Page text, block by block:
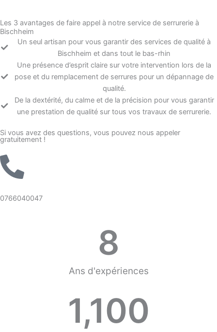
Les 3 avantages de faire appel à notre service de serrurerie à
Bischheim
Un seul artisan pour vous garantir des services de qualité à
Bischheim et dans tout le bas-rhin
Une présence d’esprit claire sur votre intervention lors de la
pose et du remplacement de serrures pour un dépannage de
qualité.
De la dextérité, du calme et de la précision pour vous garantir
une prestation de qualité sur tous vos travaux de serrurerie.
Si vous avez des questions, vous pouvez nous appeler
gratuitement !
0766040047
Ans d'expériences
8
1,100